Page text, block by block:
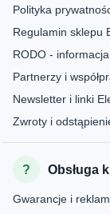
Polityka
Regulamin sklepu
RODO -
Partnerzy i
Newsletter i linki
Zwroty i
Obsługa
Gwarancje i